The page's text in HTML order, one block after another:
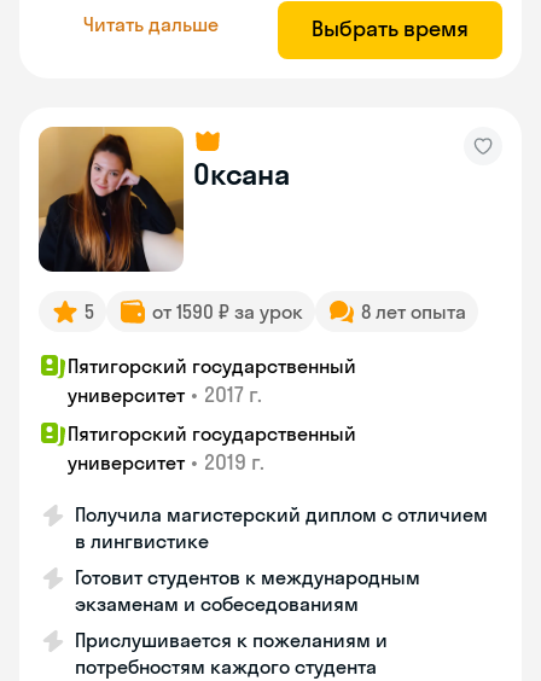
Читать дальше Выбрать время
Оксана
5 от 1590 ₽ за урок 8 лет опыта
Пятигорский государственный
университет • 2017 г.
Пятигорский государственный
университет • 2019 г.
Получила магистерский диплом с отличием
в лингвистике
Готовит студентов к международным
экзаменам и собеседованиям
Прислушивается к пожеланиям и
потребностям каждого студента